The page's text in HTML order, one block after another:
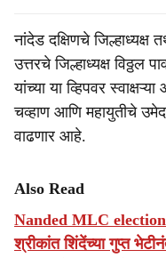
नांदेड दक्षिणचे जिल्हाध्यक्ष
उत्तरचे जिल्हाध्यक्ष विठ्ठल
यांच्या या व्हिपवर
चव्हाण आणि महायुतीचे
वाढणार आहे.
Also Read
Nanded MLC
श्रीकांत शिंदेंच्या गुप्त